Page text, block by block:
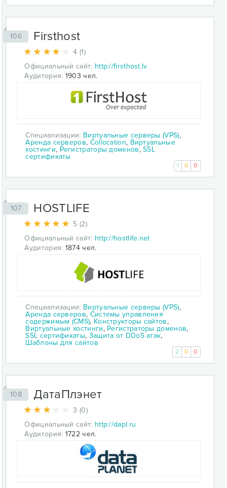
106 Firsthost
4 (1)
Официальный сайт: http://firsthost.lv
Аудитория: 1903 чел.
Специализации: Виртуальные серверы (VPS),
Аренда серверов, Collocation, Виртуальные
хостинги, Регистраторы доменов,SSL
сертификаты
1 0 0
107 HOSTLIFE
5 (2)
Официальный сайт: http://hostlife.net
Аудитория: 1874 чел.
Специализации: Виртуальные серверы (VPS),
Аренда серверов, Системы управления
содержимым (CMS), Конструкторы сайтов,
Виртуальные хостинги, Регистраторы доменов,
SSL сертификаты, Защита от DDoS атак,
Шаблоны для сайтов
2 0 0
108 ДатаПлэнет
3 (0)
Официальный сайт: http://dapl.ru
Аудитория: 1722 чел.